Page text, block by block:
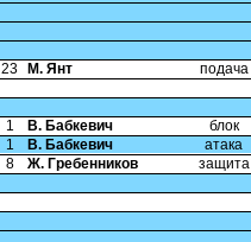
23 М. Янт подача
1 В. Бабкевич
блок
1
В. Бабкевич
атака
8
Ж. Гребенников защита